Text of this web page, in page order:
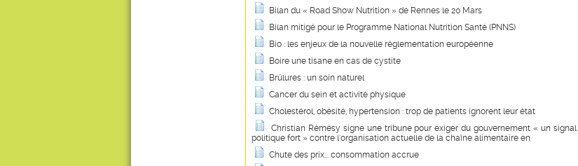
Bilan du « Road Show Nutrition » de Rennes le 20 Mars
Bilan mitigé pour le Programme National Nutrition Santé (PNNS)
Bio : les enjeux de la nouvelle réglementation européenne
Boire une tisane en cas de cystite
Brûlures : un soin naturel
Cancer du sein et activité physique
Cholestérol, obésité, hypertension : trop de patients ignorent leur état
Christian Rémésy signe une tribune pour exiger du gouvernement « un signal
politique fort » contre l'organisation actuelle de la chaîne alimentaire en
Chute des prix... consommation accrue